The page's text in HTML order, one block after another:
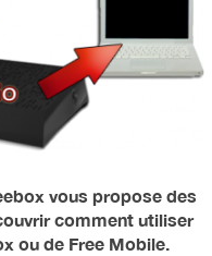
vous propose des
comment utiliser
ou de Free Mobile.